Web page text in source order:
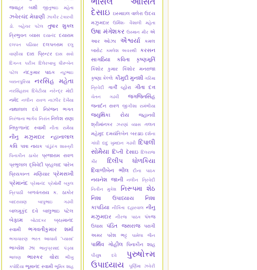
જવાહર બક્ષી
જીતુભાઇ મહેતા
ઝવેરચંદ મેઘાણી ઝાકીર ટંકારવી
ડો. બહેચર પટેલ
તુષાર શુક્લ
ત્રિભુવન વ્યાસ દયાનંદ દયારામ
દલપત પઢિયાર દલપતરામ
દલુ
વાણીયા
દારા પ્રિન્ટર
દાસ સવો
દિગન્ત પરીખ
દિલેરબાબુ
ધીરૂબેન
પટેલ
નંદકુમાર પાઠક
નટુભાઇ
બરાનપુરિયા
નરસિંહ મહેતા
નરસિંહરાવ દિવેટીયા નરેન્દ્ર મોદી
નર્મદ નલીન રાવળ નાઝીર દેખૈયા
નાથાલાલ દવે નિરંજન ભગત
નિરંજના ભાર્ગવ નિરાંત નિલેશ રાણા
નિષ્કુળાનંદ સ્વામી
નીતા રામૈયા
નીનુ મઝુમદાર
ન્હાનાલાલ
કવિ
પન્ના નાયક પાંડુંરંગ શાસ્ત્રી
પિનાકીન ઠાકોર
પ્રજારામ રાવળ
પ્રભુલાલ દ્વિવેદી પ્રહલાદ પારેખ
પ્રિયકાન્ત મણિયાર
પ્રેમસખી
પ્રેમાનંદ પ્રેમાનંદ પ્રેમોર્મી બકુલ
ત્રિપાઠી
બળવંતરાય ક. ઠાકોર
બાદરાયણ બાપુભાઇ ગઢવી
બાલમુકુંદ દવે બાલુભાઇ પટેલ
બેફામ બોટાદકર
બ્રહ્માનંદ
સ્વામી
ભગવતીકુમાર શર્મા
ભગાચારણ ભરત આચાર્ય 'પ્યાસા'
ભાગ્યેશ ઝા
ભાનુપ્રસાદ પંડ્યા
ભાલણ
ભાસ્કર વોરા
ભીખુ
કપોદિયા ભૂમાનંદ સ્વામી ભૂમિક શાહ
દેસાઇ ઇસ્માઇલ વાલેરા ઉદય
મઝુમદાર
ઉર્મિશ- વૈશાલી મહેતા
ઉષા મંગેશકર ઉસ્માન મીર એ
આર ઓઝા
ઐશ્વર્યા
કમલ
બારોટ
કમલેશ અવસ્થી
કરસન
સાગઠિયા
કવિતા કૃષ્ણમૂર્તિ
કિશોર કુમાર
કિશોર મનરાજા
કૃષ્ણા કેલ્લે કૌમુદી મુનશી ગરિમા
ત્રિવેદી
ગાર્ગી વ્હોરા ગીતા દત્ત
ચેતન ગઢવી જગજિતસિંહ
જનાર્દન રાવળ જીગીશા રામંભીયા
જ્યુથિકા રોય
જ્હાનવી
શ્રીમાંનકર
ઝરણાં વ્યાસ
તલત
મહેમુદ દમયંતિબેન બરડાઇ દર્શના
ગાંઘી દાદુ ખુમદાન ગઢવી દિપાલી
સોમૈયા દિપ્તી દેસાઇ દિલરાજ
કૌર
દિલીપ ધોળકિયા
દિવાળીબેન ભીલ દીના પાઠક
નયનેશ જાની
નલીન ત્રિવેદી
નિતીન મુકેશ
નિરૂપમા શેઠ
નિશા ઉપાધ્યાય
નિશા
કાપડિયા
નીકિતા દહારવાલ નીનુ
મઝુમદાર
નીરજ પાઠક
પંકજ
ઉધાસ
પંડિત જસરાજ
પરાગી
અમર
પરેશ ભટ્ટ પામેલા જૈન
પાર્થિવ ગોહીલ પિનાકીન શાહ
પીયુષ દવે
પુરુષોત્ત્મ
ઉપાધ્યાય
પૂર્ણિમા ઝવેરી